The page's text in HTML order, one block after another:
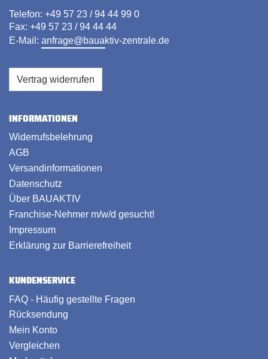
Telefon: +49 57 23 / 94 44 99 0
Fax: +49 57 23 / 94 44 44
E-Mail: anfrage@bauaktiv-zentrale.de
Vertrag widerrufen
INFORMATIONEN
Widerrufsbelehrung
AGB
Versandinformationen
Datenschutz
Über BAUAKTIV
Franchise-Nehmer m/w/d gesucht!
Impressum
Erklärung zur Barrierefreiheit
KUNDENSERVICE
FAQ - Häufig gestellte Fragen
Rücksendung
Mein Konto
Vergleichen